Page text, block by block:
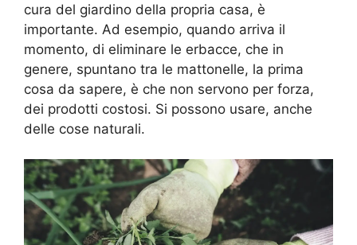
cura del giardino della propria casa, è
importante. Ad esempio, quando arriva il
momento, di eliminare le erbacce, che in
genere, spuntano tra le mattonelle, la prima
cosa da sapere, è che non servono per forza,
dei prodotti costosi. Si possono usare, anche
delle cose naturali.